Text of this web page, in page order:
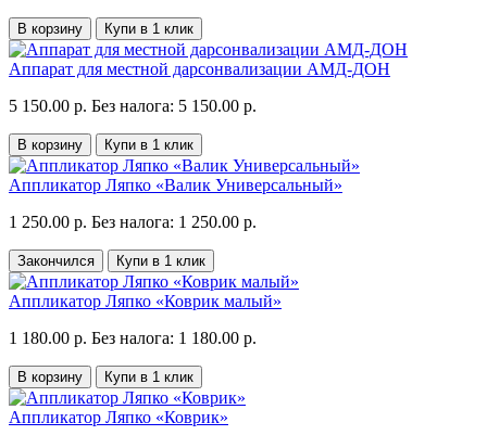
В корзину Купи в 1 клик
Аппарат для местной дарсонвализации АМД-ДОН
5 150.00 р. Без налога: 5 150.00 р.
В корзину Купи в 1 клик
Аппликатор Ляпко «Валик Универсальный»
1 250.00 р. Без налога: 1 250.00 р.
Закончился Купи в 1 клик
Аппликатор Ляпко «Коврик малый»
1 180.00 р. Без налога: 1 180.00 р.
В корзину Купи в 1 клик
Аппликатор Ляпко «Коврик»